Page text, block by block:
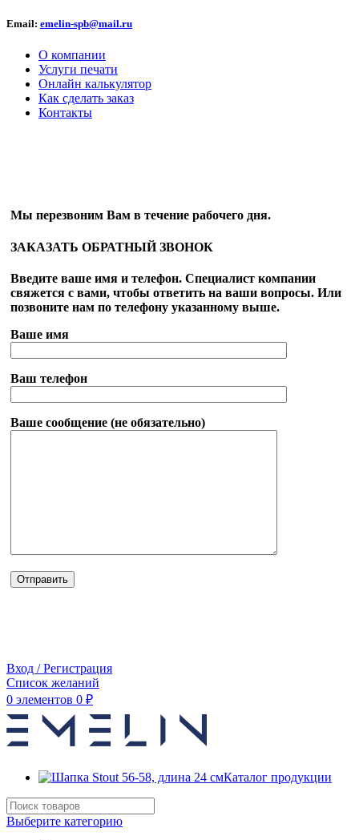
Email: emelin-spb@mail.ru
О компании
Услуги печати
Онлайн калькулятор
Как сделать заказ
Контакты
Мы перезвоним Вам в течение рабочего дня.
ЗАКАЗАТЬ ОБРАТНЫЙ ЗВОНОК
Введите ваше имя и телефон. Специалист компании
свяжется с вами, чтобы ответить на ваши вопросы. Или
позвоните нам по телефону указанному выше.
Ваше имя
Ваш телефон
Ваше сообщение (не обязательно)
Вход / Регистрация
Список желаний
0 элементов 0 ₽
Каталог продукции
Выберите категорию